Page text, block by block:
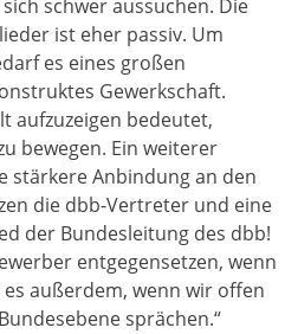
schwer aussuchen. Die
ist eher passiv. Um
es eines großen
Gewerkschaft.
aufzuzeigen bedeutet,
bewegen. Ein weiterer
stärkere Anbindung an den
die dbb-Vertreter und eine
der Bundesleitung des dbb!
entgegensetzen, wenn
es außerdem, wenn wir offen
sprächen.“